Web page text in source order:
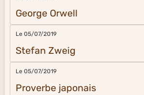
George Orwell
Le 05/07/2019
Stefan Zweig
Le 05/07/2019
Proverbe japonais